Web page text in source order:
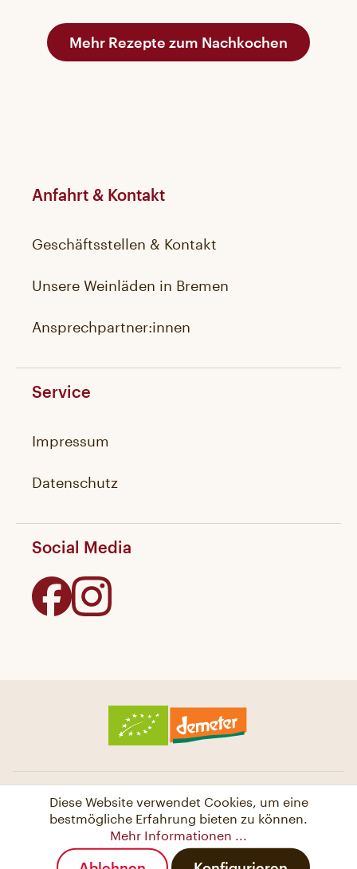
Mehr Rezepte zum Nachkochen
Anfahrt & Kontakt
Geschäftsstellen & Kontakt
Unsere Weinläden in Bremen
Ansprechpartner:innen
Service
Impressum
Datenschutz
Social Media
Diese Website verwendet Cookies, um eine
bestmögliche Erfahrung bieten zu können.
Mehr Informationen ...